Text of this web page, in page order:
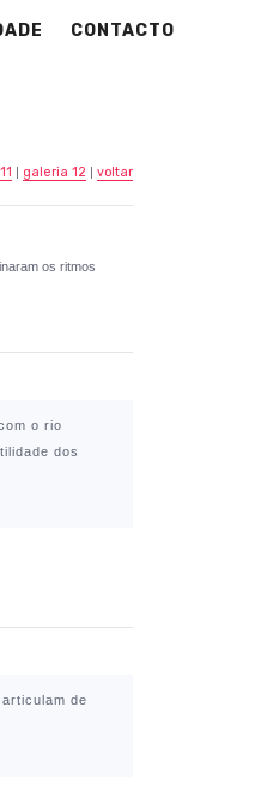
CONTACTO
| galeria 12 | voltar
os ritmos
o rio
dos
de